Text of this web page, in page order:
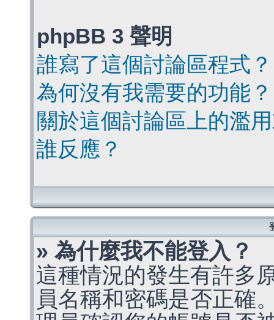
phpBB 3 聲明
誰寫了這個討論區程式？
為何沒有我需要的功能？
關於這個討論區上的濫
誰反應？
» 為什麼我不能登入？
這種情況的發生有許多
員名稱和密碼是否正確